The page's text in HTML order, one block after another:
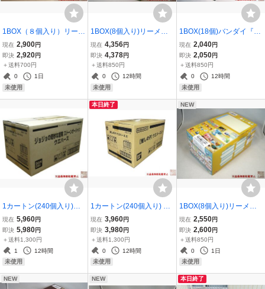
1BOX（８個入り）リーメ
ント『ぷちサンプルLight
コンビニで晩酌』新品
未開封
現在 2,900円
即決 2,920円
＋送料700円
0
1日
未使用
1BOX(8個入り)リーメン
ト『大正 くらしの道具
たち』★新品未開封★
現在 4,356円
即決 4,378円
＋送料850円
0
12時間
未使用
1BOX(18個)バンダイ『食
玩ベース』★新品未開封
★
現在 2,040円
即決 2,050円
＋送料850円
0
12時間
未使用
1カートン(240個入り)バ
ンダイ『ジョジョの奇妙
な冒険 ストーンオーシャ
ン ウエハース』★新品
未開封★
現在 5,960円
即決 5,980円
＋送料1,300円
1
12時間
未使用
本日終了
1カートン(240個入り) バ
ンダイ『【推しの子】ウ
エハース2』新品未開封
現在 3,960円
即決 3,980円
＋送料1,300円
0
12時間
未使用
NEW
1BOX(8個入り)リーメン
ト『ON AIR! すみっコぐ
らしCH』★新品未開封★
現在 2,550円
即決 2,600円
＋送料850円
0
1日
未使用
NEW NEW 本日終了